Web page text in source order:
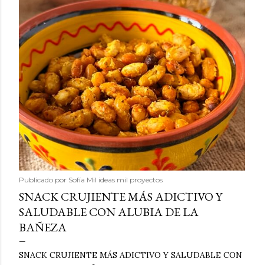
Publicado por Sofía Mil ideas mil proyectos
SNACK CRUJIENTE MÁS ADICTIVO Y
SALUDABLE CON ALUBIA DE LA
BAÑEZA
SNACK CRUJIENTE MÁS ADICTIVO Y SALUDABLE CON